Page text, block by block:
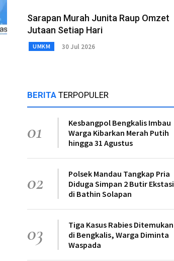
Sarapan Murah Junita Raup Omzet
Jutaan Setiap Hari
UMKM 30 Jul 2026
BERITA TERPOPULER
01
Kesbangpol Bengkalis Imbau
Warga Kibarkan Merah Putih
hingga 31 Agustus
02
Polsek Mandau Tangkap Pria
Diduga Simpan 2 Butir Ekstasi
di Bathin Solapan
03
Tiga Kasus Rabies Ditemukan
di Bengkalis, Warga Diminta
Waspada